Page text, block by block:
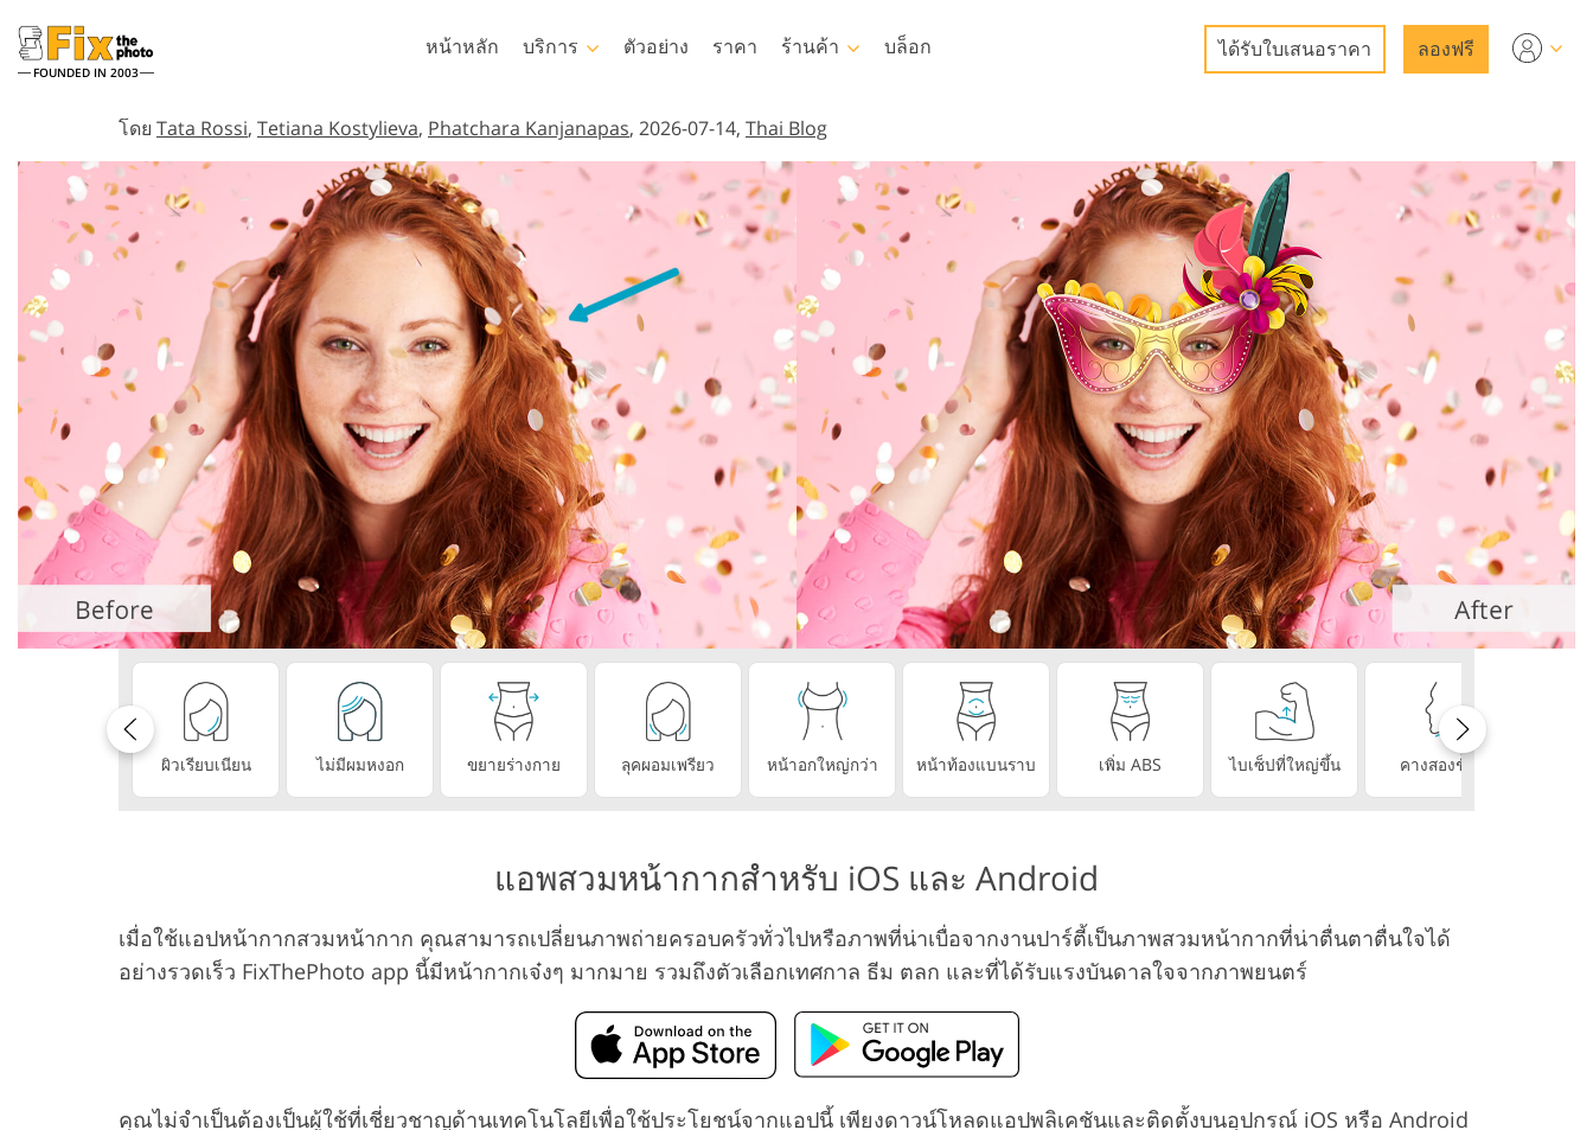
FOUNDED IN 2003
หน้าหลัก บริการ
บริการรีทัชภาพศีรษะ การรีทธนัสปา บริการรีทัชภาพเด็ก
บริการแก้ไขรูปภาพ
อสังหาริมทรัพย์
บริการแก้ไขภาพงานแต่งงาน โมเดลเสื้อผ้าที่สร้างโดย AI การจัดการรูปภาพ ถ่ายรูปเป็นบริการ
บริการรีทัชสินค้า บริการรีทัชเครื่องประดับ ข้อมูลการฝึกอบรม AI บริการตัดต่อวิดีโอ
ตัวอย่าง ราคา ร้านค้า
Lightroom
ที่ตั้งไว้ล่วงหน้า Lightroom
คอลเลคชันที่ตั้งไว้ล่วงหน้า
LR ทั้งชุด
พรีเซ็ตข้อเสนอที่ดีที่สุด
คอลเลกชันมือถือ
Photoshop
Photoshop Actions
แปรง Photoshop
โอเวอร์เลย์ Photoshop
Photoshop Textures
Ps Actions คอลเลกชัน
ทั้งหมด
Ps ซ้อนทับคอลเลกชัน
ทั้งหมด
Templates
แม่แบบ
เทมเพลตการตลาด
การ์ดวันวาเลนไทน์
คำเชิญงานแต่งงาน
คำเชิญวันเกิดของเด็ก
LUT มืออาชีพ
โอเวอร์เลย์วิดีโอ
บล็อก ได้รับใบเสนอราคา ลองฟรี
โดย Tata Rossi, Tetiana Kostylieva, Phatchara Kanjanapas, 2026-07-14, Thai Blog
ผิวเรียบเนียน ไม่มีผมหงอก ขยายร่างกาย ลุคผอมเพรียว หน้าอกใหญ่กว่า หน้าท้องแบนราบ เพิ่ม ABS ไบเซ็ปที่ใหญ่ขึ้น คางสองชั้น
แอพสวมหน้ากากสำหรับ iOS และ Android
เมื่อใช้แอปหน้ากากสวมหน้ากาก คุณสามารถเปลี่ยนภาพถ่ายครอบครัวทั่วไปหรือภาพที่น่าเบื่อจากงานปาร์ตี้เป็นภาพสวมหน้ากากที่น่าตื่นตาตื่นใจได้
อย่างรวดเร็ว FixThePhoto app นี้มีหน้ากากเจ๋งๆ มากมาย รวมถึงตัวเลือกเทศกาล ธีม ตลก และที่ได้รับแรงบันดาลใจจากภาพยนตร์
คุณไม่จำเป็นต้องเป็นผู้ใช้ที่เชี่ยวชาญด้านเทคโนโลยีเพื่อใช้ประโยชน์จากแอปนี้ เพียงดาวน์โหลดแอปพลิเคชันและติดตั้งบนอุปกรณ์ iOS หรือ Android